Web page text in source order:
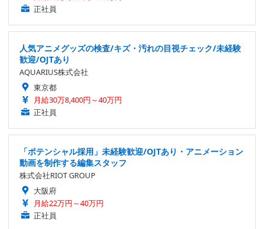
正社員
人気アニメグッズの検査/キズ・汚れの目視チェック/未経験
歓迎/OJTあり
AQUARIUS株式会社
東京都
月給30万8,400円～40万円
正社員
「ポテンシャル採用」未経験歓迎/OJTあり・アニメーション
動画を制作する編集スタッフ
株式会社RIOT GROUP
大阪府
月給22万円～40万円
正社員